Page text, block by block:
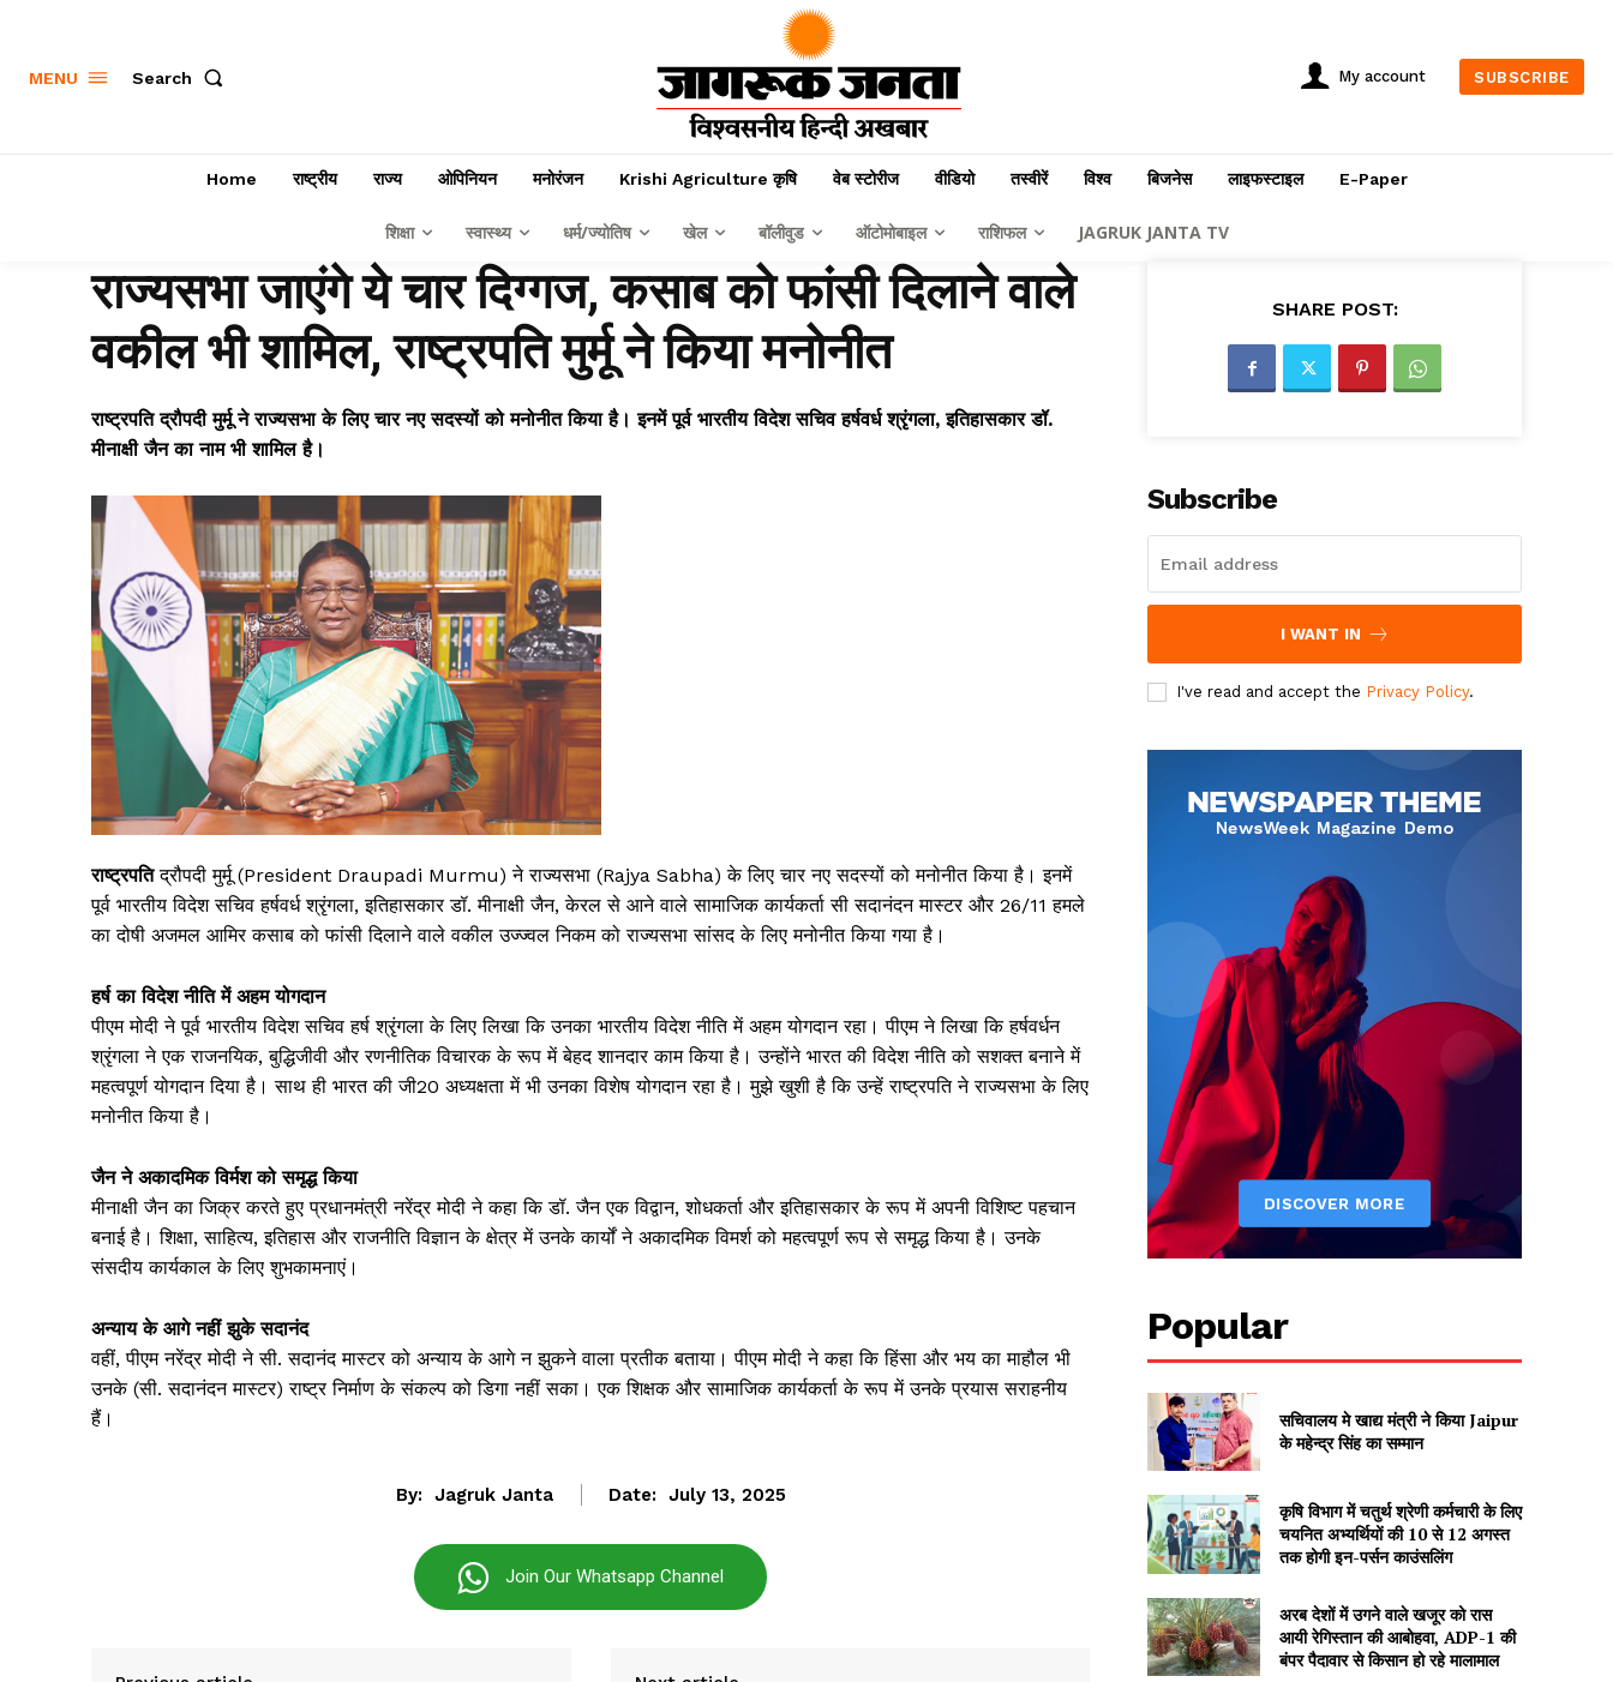
Jagruk Janta
Akhbaar
MENU Search My account SUBSCRIBE
Home राष्ट्रीय राज्य ओपिनियन मनोरंजन Krishi Agriculture कृषि वेब स्टोरीज वीडियो तस्वीरें विश्व बिजनेस लाइफस्टाइल E-Paper
शिक्षा स्वास्थ्य धर्म/ज्योतिष खेल बॉलीवुड ऑटोमोबाइल राशिफल JAGRUK JANTA TV
राज्यसभा जाएंगे ये चार दिग्गज, कसाब को फांसी दिलाने वाले
वकील भी शामिल, राष्ट्रपति मुर्मू ने किया मनोनीत
राष्ट्रपति द्रौपदी मुर्मू ने राज्यसभा के लिए चार नए सदस्यों को मनोनीत किया है। इनमें पूर्व भारतीय विदेश सचिव हर्षवर्ध श्रृंगला, इतिहासकार डॉ.
मीनाक्षी जैन का नाम भी शामिल है।
राष्ट्रपतिद्रौपदी मुर्मू (President Draupadi Murmu) ने राज्यसभा (Rajya Sabha) के लिए चार नए सदस्यों को मनोनीत किया है। इनमें
पूर्व भारतीय विदेश सचिव हर्षवर्ध श्रृंगला, इतिहासकार डॉ. मीनाक्षी जैन, केरल से आने वाले सामाजिक कार्यकर्ता सी सदानंदन मास्टर और 26/11 हमले
का दोषी अजमल आमिर कसाब को फांसी दिलाने वाले वकील उज्ज्वल निकम को राज्यसभा सांसद के लिए मनोनीत किया गया है।
हर्ष का विदेश नीति में अहम योगदान
पीएम मोदी ने पूर्व भारतीय विदेश सचिव हर्ष श्रृंगला के लिए लिखा कि उनका भारतीय विदेश नीति में अहम योगदान रहा। पीएम ने लिखा कि हर्षवर्धन
श्रृंगला ने एक राजनयिक, बुद्धिजीवी और रणनीतिक विचारक के रूप में बेहद शानदार काम किया है। उन्होंने भारत की विदेश नीति को सशक्त बनाने में
महत्वपूर्ण योगदान दिया है। साथ ही भारत की जी20 अध्यक्षता में भी उनका विशेष योगदान रहा है। मुझे खुशी है कि उन्हें राष्ट्रपति ने राज्यसभा के लिए
मनोनीत किया है।
जैन ने अकादमिक विर्मश को समृद्ध किया
मीनाक्षी जैन का जिक्र करते हुए प्रधानमंत्री नरेंद्र मोदी ने कहा कि डॉ. जैन एक विद्वान, शोधकर्ता और इतिहासकार के रूप में अपनी विशिष्ट पहचान
बनाई है। शिक्षा, साहित्य, इतिहास और राजनीति विज्ञान के क्षेत्र में उनके कार्यों ने अकादमिक विमर्श को महत्वपूर्ण रूप से समृद्ध किया है। उनके
संसदीय कार्यकाल के लिए शुभकामनाएं।
अन्याय के आगे नहीं झुके सदानंद
वहीं, पीएम नरेंद्र मोदी ने सी. सदानंद मास्टर को अन्याय के आगे न झुकने वाला प्रतीक बताया। पीएम मोदी ने कहा कि हिंसा और भय का माहौल भी
उनके (सी. सदानंदन मास्टर) राष्ट्र निर्माण के संकल्प को डिगा नहीं सका। एक शिक्षक और सामाजिक कार्यकर्ता के रूप में उनके प्रयास सराहनीय
हैं।
By: Jagruk Janta Date: July 13, 2025
Join Our Whatsapp Channel
SHARE POST:
Subscribe
I WANT IN
I've read and accept the Privacy Policy.
Popular
सचिवालय मे खाद्य मंत्री ने किया Jaipur
के महेन्द्र सिंह का सम्मान
कृषि विभाग में चतुर्थ श्रेणी कर्मचारी के लिए
चयनित अभ्यर्थियों की 10 से 12 अगस्त
तक होगी इन-पर्सन काउंसलिंग
अरब देशों में उगने वाले खजूर को रास
आयी रेगिस्तान की आबोहवा, ADP-1 की
बंपर पैदावार से किसान हो रहे मालामाल